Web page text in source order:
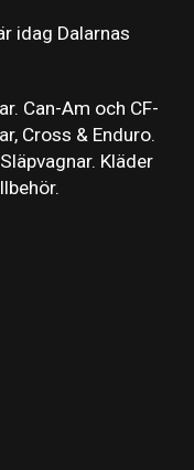
idag Dalarnas
Can-Am och CF-
Cross & Enduro.
Kläder